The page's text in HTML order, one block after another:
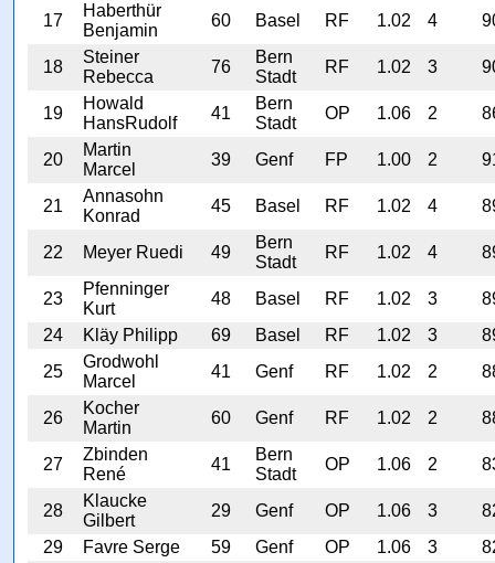
17
Haberthür
Benjamin
60 Basel RF 1.02 4
18
Steiner
Rebecca
76
Bern
Stadt
RF 1.02 3
19
Howald
HansRudolf
41
Bern
Stadt
OP 1.06 2
20
Martin
Marcel
39 Genf FP 1.00 2
21
Annasohn
Konrad
45 Basel RF 1.02 4
22 Meyer Ruedi 49
Bern
Stadt
RF 1.02 4
23
Pfenninger
Kurt
48 Basel RF 1.02 3
24
Kläy Philipp 69 Basel RF 1.02 3
25
Grodwohl
Marcel
41 Genf RF 1.02 2
26
Kocher
Martin
60 Genf RF 1.02 2
27
Zbinden
René
41
Bern
Stadt
OP 1.06 2
28
Klaucke
Gilbert
29 Genf OP 1.06 3
29
Favre Serge 59 Genf OP 1.06 3